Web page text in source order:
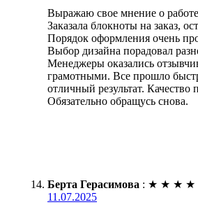
Выражаю свое мнение о
Заказала блокноты на заказ,
Порядок оформления очень
Выбор дизайна порадовал
Менеджеры оказались
грамотными. Все прошло
отличный результат. Качество
Обязательно обращусь снова.
Берта Герасимова : ★ ★ ★ ★
11.07.2025